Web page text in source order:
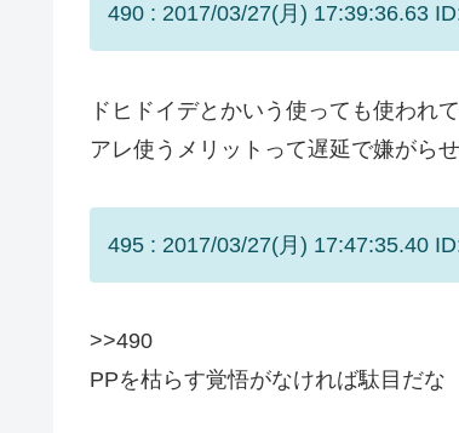
490 : 2017/03/27(月) 17:39:36.63
ドヒドイデとかいう使っても使われ
アレ使うメリットって遅延で嫌がら
495 : 2017/03/27(月) 17:47:35.40
>>490
PPを枯らす覚悟がなければ駄目だな